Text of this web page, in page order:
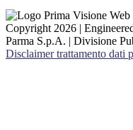
Copyright 2026 |
Parma S.p.A. | Divisione
Disclaimer trattamento dati